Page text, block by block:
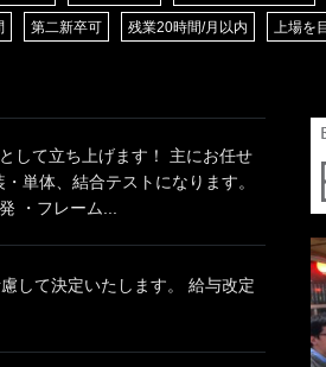
第二新卒可 残業20時間/月以内 上場を
して立ち上げます！ 主にお任せ
単体、結合テストになります。
・フレーム...
して決定いたします。 給与改定